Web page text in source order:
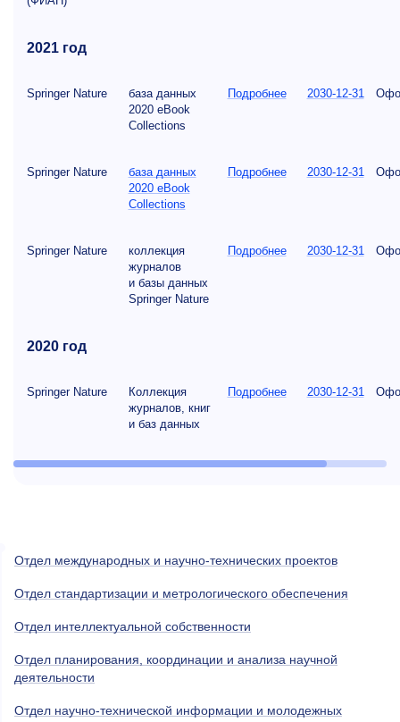
2021 год
Springer Nature
база данных
2020 eBook
Collections
Подробнее 2030-12-31
Springer Nature
база данных
2020 eBook
Collections
Подробнее 2030-12-31
Springer Nature
коллекция
журналов
и базы данных
Springer Nature
Подробнее 2030-12-31
2020 год
Springer Nature
Коллекция
журналов, книг
и баз данных
Подробнее 2030-12-31
Отдел международных и научно-технических проектов
Отдел стандартизации и метрологического обеспечения
Отдел интеллектуальной собственности
Отдел планирования, координации и анализа научной
деятельности
Отдел научно-технической информации и молодежных